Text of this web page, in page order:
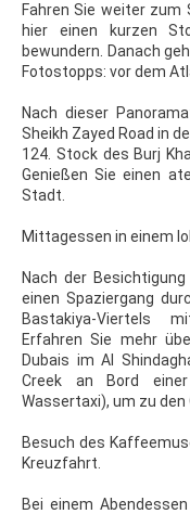
Fahren Sie weiter zum
hier einen kurzen
bewundern. Danach
Fotostopps: vor dem
Nach dieser
Sheikh Zayed Road in
124. Stock des Burj
Genießen Sie einen
Stadt.
Mittagessen in einem
Nach der
einen Spaziergang
Bastakiya-Viertels
Erfahren Sie mehr
Dubais im Al
Creek an Bord einer
Wassertaxi), um zu den
Besuch des
Kreuzfahrt.
Bei einem